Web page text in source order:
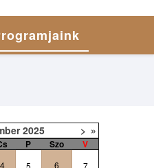
2025 > »
P Szo V
4 5 6 7